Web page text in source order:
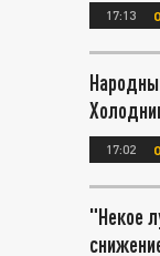
17:13
17:02
"Некое